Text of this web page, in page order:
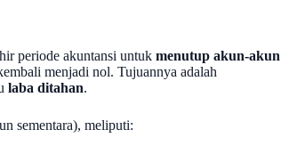
periode akuntansi untuk menutup akun-akun
menjadi nol. Tujuannya adalah
laba ditahan.
sementara), meliputi: